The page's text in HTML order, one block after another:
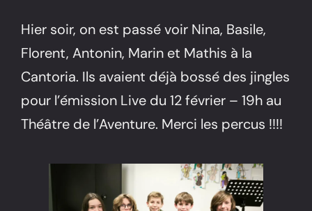
Hier soir, on est passé voir Nina, Basile,
Florent, Antonin, Marin et Mathis à la
Cantoria. Ils avaient déjà bossé des jingles
pour l’émission Live du 12 février – 19h au
Théâtre de l’Aventure. Merci les percus !!!!